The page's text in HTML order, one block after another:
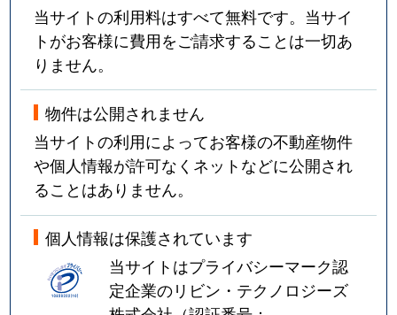
当サイトの利用料はすべて無料です。当サイ
トがお客様に費用をご請求することは一切あ
りません。
物件は公開されません
当サイトの利用によってお客様の不動産物件
や個人情報が許可なくネットなどに公開され
ることはありません。
個人情報は保護されています
当サイトはプライバシーマーク認
定企業のリビン・テクノロジーズ